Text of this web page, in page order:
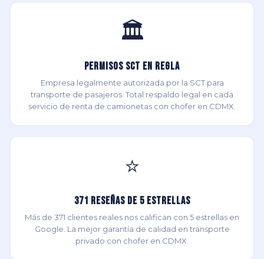
🏛️
Permisos SCT en Regla
Empresa legalmente autorizada por la SCT para
transporte de pasajeros. Total respaldo legal en cada
servicio de renta de camionetas con chofer en CDMX.
⭐
371 Reseñas de 5 Estrellas
Más de 371 clientes reales nos califican con 5 estrellas en
Google. La mejor garantía de calidad en transporte
privado con chofer en CDMX.